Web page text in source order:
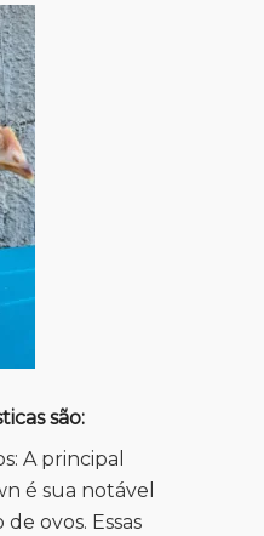
são:
A principal
é sua notável
ovos. Essas